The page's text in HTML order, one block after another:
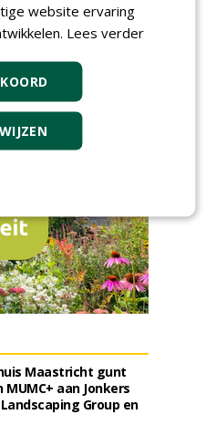
De stad van de
begint in de
5 november 2026
Maastricht gunt
aan Jonkers
Group en
website ervaring
Lees verder